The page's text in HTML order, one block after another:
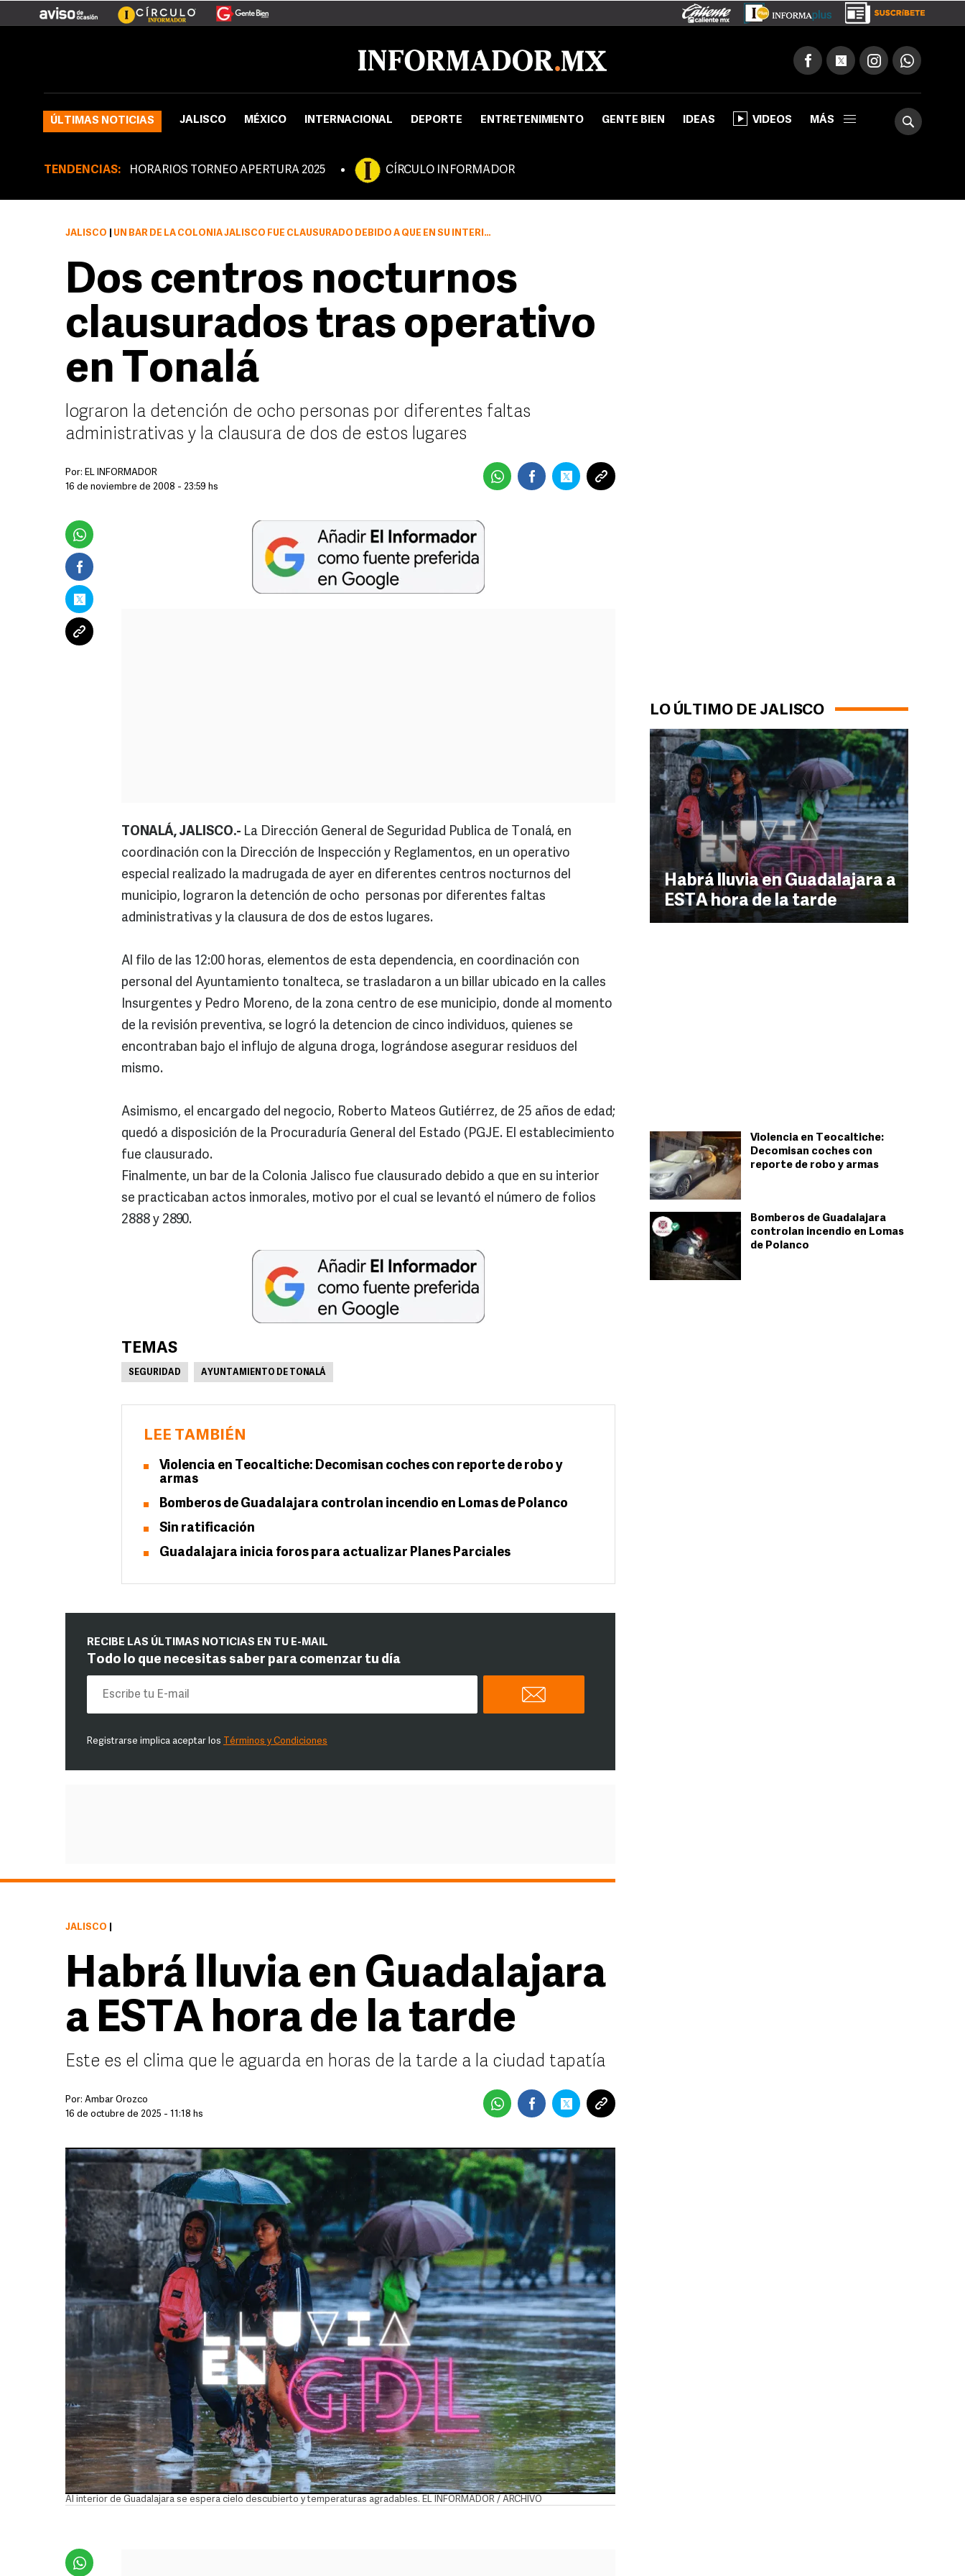
ÚLTIMAS NOTICIAS JALISCO MÉXICO INTERNACIONAL DEPORTE ENTRETENIMIENTO GENTE BIEN IDEAS VIDEOS MÁS
TENDENCIAS: HORARIOS TORNEO APERTURA 2025 CÍRCULO INFORMADOR
LO ÚLTIMO DE JALISCO
Habrá lluvia en Guadalajara a
ESTA hora de la tarde
Violencia en Teocaltiche:
Decomisan coches con
reporte de robo y armas
Bomberos de Guadalajara
controlan incendio en Lomas
de Polanco
JALISCO UN BAR DE LA COLONIA JALISCO FUE CLAUSURADO DEBIDO A QUE EN SU INTERIOR SE PRACTICABAN ACTOS INMORALES
Dos centros nocturnos
clausurados tras operativo
en Tonalá
lograron la detención de ocho personas por diferentes faltas
administrativas y la clausura de dos de estos lugares
Por: EL INFORMADOR
16 de noviembre de 2008 - 23:59 hs
TONALÁ, JALISCO.- La Dirección General de Seguridad Publica de Tonalá, en
coordinación con la Dirección de Inspección y Reglamentos, en un operativo
especial realizado la madrugada de ayer en diferentes centros nocturnos del
municipio, lograron la detención de ocho personas por diferentes faltas
administrativas y la clausura de dos de estos lugares.
Al filo de las 12:00 horas, elementos de esta dependencia, en coordinación con
personal del Ayuntamiento tonalteca, se trasladaron a un billar ubicado en la calles
Insurgentes y Pedro Moreno, de la zona centro de ese municipio, donde al momento
de la revisión preventiva, se logró la detencion de cinco individuos, quienes se
encontraban bajo el influjo de alguna droga, lográndose asegurar residuos del
mismo.
Asimismo, el encargado del negocio, Roberto Mateos Gutiérrez, de 25 años de edad;
quedó a disposición de la Procuraduría General del Estado (PGJE. El establecimiento
fue clausurado.
Finalmente, un bar de la Colonia Jalisco fue clausurado debido a que en su interior
se practicaban actos inmorales, motivo por el cual se levantó el número de folios
2888 y 2890.
TEMAS
SEGURIDAD AYUNTAMIENTO DE TONALÁ
LEE TAMBIÉN
Violencia en Teocaltiche: Decomisan coches con reporte de robo y
armas
Bomberos de Guadalajara controlan incendio en Lomas de Polanco
Sin ratificación
Guadalajara inicia foros para actualizar Planes Parciales
RECIBE LAS ÚLTIMAS NOTICIAS EN TU E-MAIL
Todo lo que necesitas saber para comenzar tu día
Registrarse implica aceptar los Términos y Condiciones
JALISCO
Habrá lluvia en Guadalajara
a ESTA hora de la tarde
Este es el clima que le aguarda en horas de la tarde a la ciudad tapatía
Por: Ámbar Orozco
16 de octubre de 2025 - 11:18 hs
Al interior de Guadalajara se espera cielo descubierto y temperaturas agradables. EL INFORMADOR / ARCHIVO